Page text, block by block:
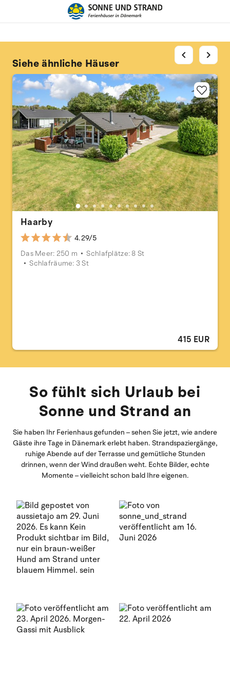
Siehe ähnliche Häuser
Haarby
4.29/5
Das Meer: 250 m
Schlafplätze: 8 St
Schlafräume: 3 St
415 EUR
chevron_left chevron_right
So fühlt sich Urlaub bei
Sonne und Strand an
Sie haben Ihr Ferienhaus gefunden – sehen Sie jetzt, wie andere
Gäste ihre Tage in Dänemark erlebt haben. Strandspaziergänge,
ruhige Abende auf der Terrasse und gemütliche Stunden
drinnen, wenn der Wind draußen weht. Echte Bilder, echte
Momente – vielleicht schon bald Ihre eigenen.